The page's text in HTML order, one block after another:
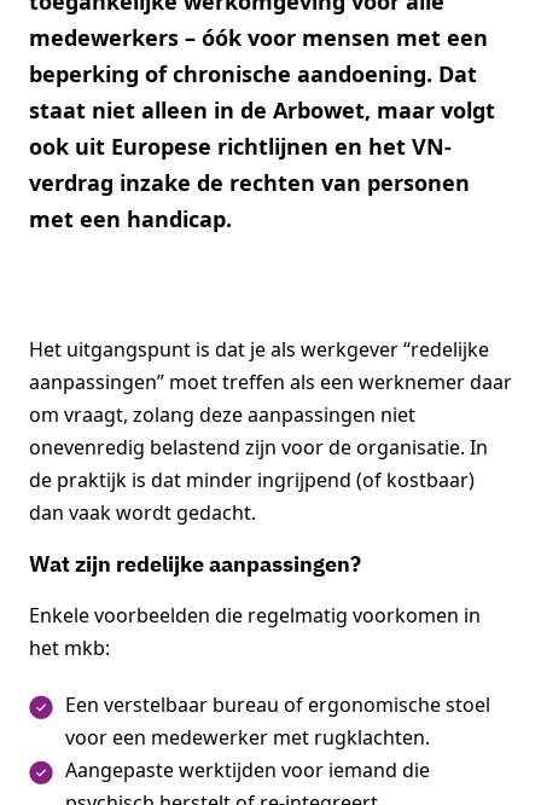
medewerkers – óók voor mensen met een
beperking of chronische aandoening. Dat
staat niet alleen in de Arbowet, maar volgt
ook uit Europese richtlijnen en het VN-
verdrag inzake de rechten van personen
met een handicap.
Het uitgangspunt is dat je als werkgever “redelijke
aanpassingen” moet treffen als een werknemer daar
om vraagt, zolang deze aanpassingen niet
onevenredig belastend zijn voor de organisatie. In
de praktijk is dat minder ingrijpend (of kostbaar)
dan vaak wordt gedacht.
Wat zijn redelijke aanpassingen?
Enkele voorbeelden die regelmatig voorkomen in
het mkb:
Een verstelbaar bureau of ergonomische stoel
voor een medewerker met rugklachten.
Aangepaste werktijden voor iemand die